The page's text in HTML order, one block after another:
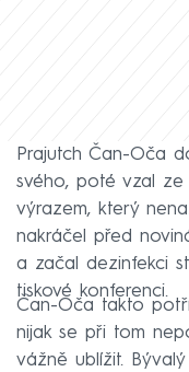
Prajutch Čan-Oča
svého, poté vzal ze
výrazem, který
nakráčel před
a začal dezinfekci
tiskové konferenci.
Čan-Oča takto
nijak se při tom
vážně ublížit.